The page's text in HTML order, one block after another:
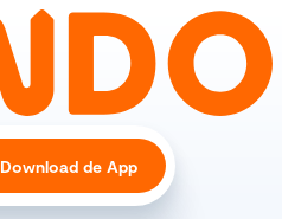
Download de App